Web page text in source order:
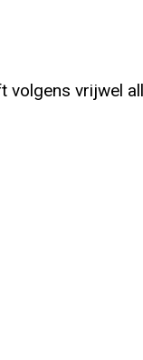
vrijwel